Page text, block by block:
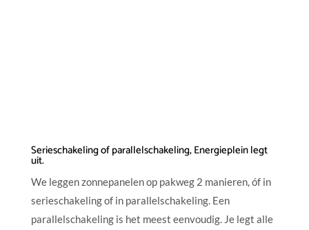
Serieschakeling of parallelschakeling, Energieplein legt
uit.
We leggen zonnepanelen op pakweg 2 manieren, óf in
serieschakeling of in parallelschakeling. Een
parallelschakeling is het meest eenvoudig. Je legt alle